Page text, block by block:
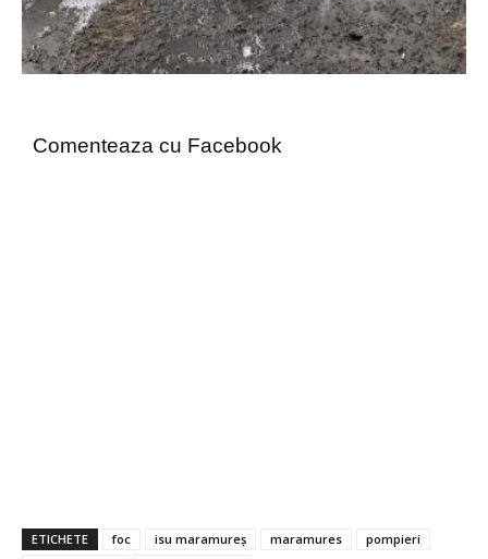
Comenteaza cu Facebook
ETICHETE foc isu maramureș maramures
pompieri